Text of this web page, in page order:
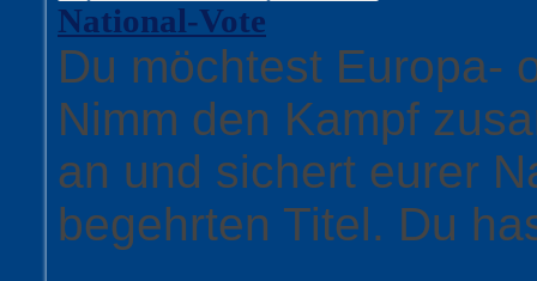
National-Vote
Du möchtest Europa-
Nimm den Kampf
an und sichert eurer
begehrten Titel. Du